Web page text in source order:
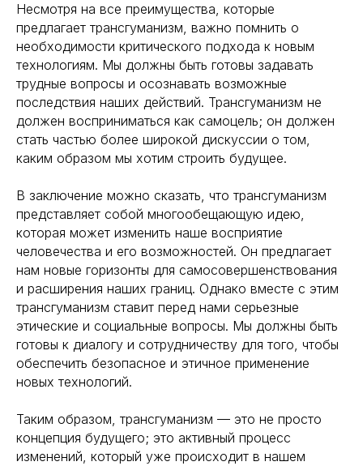
Несмотря на все преимущества, которые
предлагает трансгуманизм, важно помнить о
необходимости критического подхода к новым
технологиям. Мы должны быть готовы задавать
трудные вопросы и осознавать возможные
последствия наших действий. Трансгуманизм не
должен восприниматься как самоцель; он должен
стать частью более широкой дискуссии о том,
каким образом мы хотим строить будущее.
В заключение можно сказать, что трансгуманизм
представляет собой многообещающую идею,
которая может изменить наше восприятие
человечества и его возможностей. Он предлагает
нам новые горизонты для самосовершенствования
и расширения наших границ. Однако вместе с этим
трансгуманизм ставит перед нами серьезные
этические и социальные вопросы. Мы должны быть
готовы к диалогу и сотрудничеству для того, чтобы
обеспечить безопасное и этичное применение
новых технологий.
Таким образом, трансгуманизм — это не просто
концепция будущего; это активный процесс
изменений, который уже происходит в нашем
Генная инженерия
Биохакинг
Трансгуманизм
Восприятие
Ментальное здоровье
Внутренняя инженерия
Экологичность
Управление сном
Криоскопия
*Meta (деятельность организации
запрещена на территории РФ)
Исследования
9772524455@mail.ru
+7(977)252-44-55
109012, Россия, Москва
ул. Охотный ряд, д. 2
Пн-Пт 9:00- 19:00
reserved
Политика конфиденциальности